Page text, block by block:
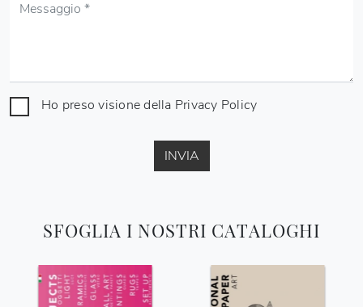
SFOGLIA I NOSTRI CATALOGHI
Ho preso visione della Privacy Policy
INVIA